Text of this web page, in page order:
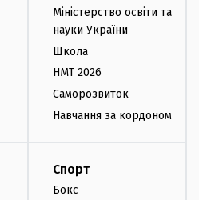
Міністерство освіти та
науки України
Школа
НМТ 2026
Саморозвиток
Навчання за кордоном
Спорт
Бокс